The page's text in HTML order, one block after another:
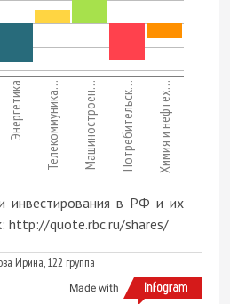
Энергетика Телекоммуника… Машиностроен… Потребительск… Химия и нефтех…
инвестирования в РФ и их
http://quote.rbc.ru/shares/
Ирина, 122 группа
Made with